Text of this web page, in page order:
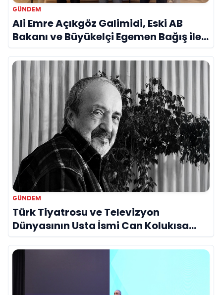
GÜNDEM
Ali Emre Açıkgöz Galimidi, Eski AB
Bakanı ve Büyükelçi Egemen Bağış ile
Bir Araya Geldi
GÜNDEM
Türk Tiyatrosu ve Televizyon
Dünyasının Usta İsmi Can Kolukısa
Hayatını Kaybetti